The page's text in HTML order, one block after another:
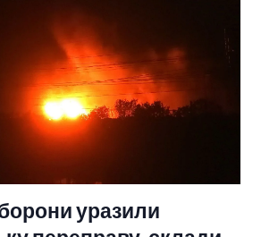
уразили